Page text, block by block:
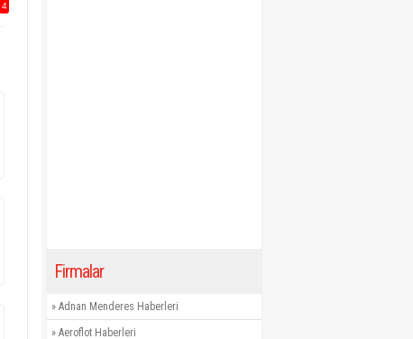
4
Firmalar
» Adnan Menderes Haberleri
» Aeroflot Haberleri